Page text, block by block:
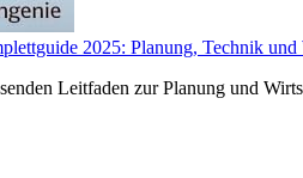
2025: Planung, Technik
Leitfaden zur Planung und